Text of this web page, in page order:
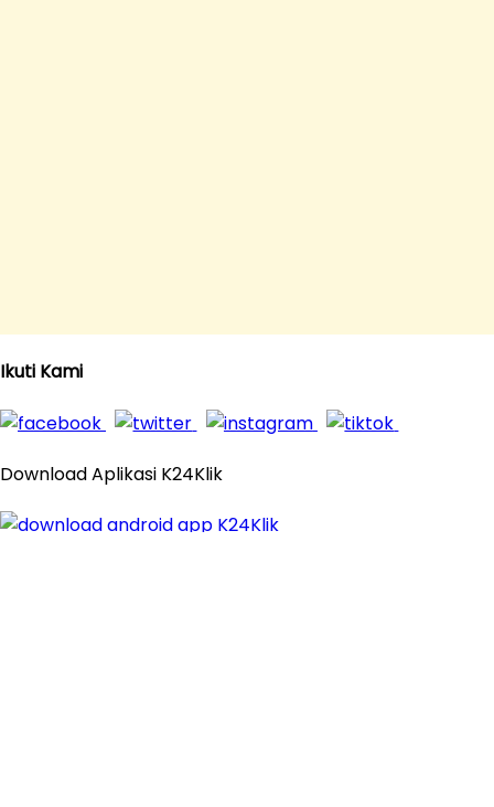
Ikuti Kami
Download Aplikasi K24Klik